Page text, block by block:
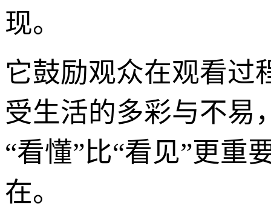
现。
它鼓励观众在观看过
受生活的多彩与不易
“看懂”比“看见”更重
在。